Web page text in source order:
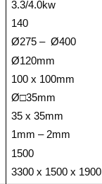
3.3/4.0kw
140
Ø275 – Ø400
Ø120mm
100 x 100mm
Ø□35mm
35 x 35mm
1mm – 2mm
1500
3300 x 1500 x 1900